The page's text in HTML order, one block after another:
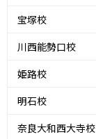
宝塚校
川西能勢口校
姫路校
明石校
奈良大和西大寺校